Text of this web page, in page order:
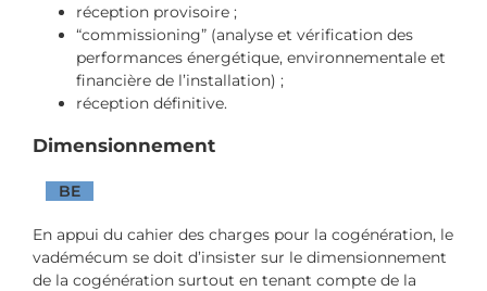
réception provisoire ;
“commissioning” (analyse et vérification des
performances énergétique, environnementale et
financière de l’installation) ;
réception définitive.
Dimensionnement
BE
En appui du cahier des charges pour la cogénération, le
vadémécum se doit d’insister sur le dimensionnement
de la cogénération surtout en tenant compte de la